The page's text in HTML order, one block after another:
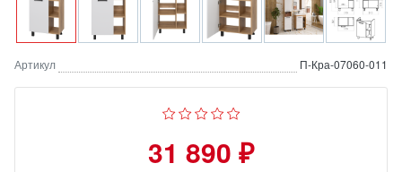
Артикул П-Кра-07060-011
31 890 ₽